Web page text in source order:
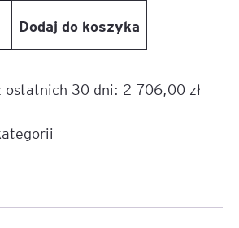
Dodaj do koszyka
ostatnich 30 dni: 2 706,00 zł